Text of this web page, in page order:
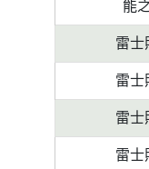
的
源
能
雷士
雷士
雷士
雷士